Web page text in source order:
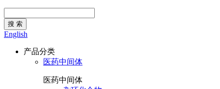
搜 索
English
产品分类
医药中间体
医药中间体